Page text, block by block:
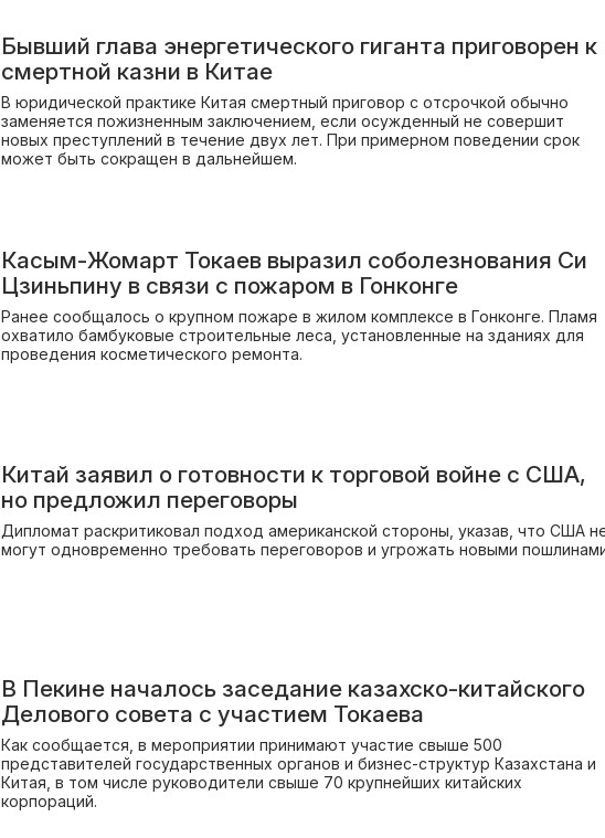
Бывший глава энергетического гиганта приговорен к
смертной казни в Китае
В юридической практике Китая смертный приговор с отсрочкой обычно
заменяется пожизненным заключением, если осужденный не совершит
новых преступлений в течение двух лет. При примерном поведении срок
может быть сокращен в дальнейшем.
Касым-Жомарт Токаев выразил соболезнования Си
Цзиньпину в связи с пожаром в Гонконге
Ранее сообщалось о крупном пожаре в жилом комплексе в Гонконге. Пламя
охватило бамбуковые строительные леса, установленные на зданиях для
проведения косметического ремонта.
Китай заявил о готовности к торговой войне с США,
но предложил переговоры
Дипломат раскритиковал подход американской стороны, указав, что США
могут одновременно требовать переговоров и угрожать новыми
В Пекине началось заседание казахско-китайского
Делового совета с участием Токаева
Как сообщается, в мероприятии принимают участие свыше 500
представителей государственных органов и бизнес-структур Казахстана и
Китая, в том числе руководители свыше 70 крупнейших китайских
корпораций.